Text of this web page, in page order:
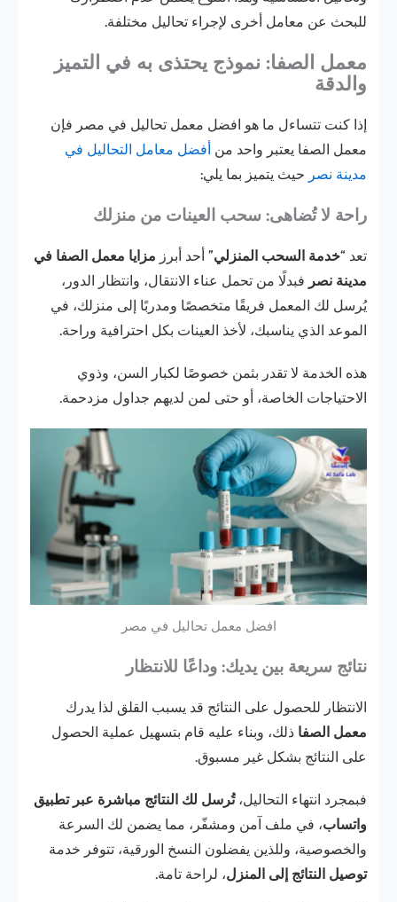
للبحث عن معامل أخرى لإجراء تحاليل مختلفة.
معمل الصفا: نموذج يحتذى به في التميز
والدقة
إذا كنت تتساءل ما هو افضل معمل تحاليل في مصر فإن
معمل الصفا يعتبر واحد من أفضل معامل التحاليل في
مدينة نصر حيث يتميز بما يلي:
راحة لا تُضاهى: سحب العينات من منزلك
تعد “خدمة السحب المنزلي” أحد أبرز مزايا معمل الصفا في
مدينة نصر فبدلًا من تحمل عناء الانتقال، وانتظار الدور،
يُرسل لك المعمل فريقًا متخصصًا ومدربًا إلى منزلك، في
الموعد الذي يناسبك، لأخذ العينات بكل احترافية وراحة.
هذه الخدمة لا تقدر بثمن خصوصًا لكبار السن، وذوي
الاحتياجات الخاصة، أو حتى لمن لديهم جداول مزدحمة.
افضل معمل تحاليل في مصر
نتائج سريعة بين يديك: وداعًا للانتظار
الانتظار للحصول على النتائج قد يسبب القلق لذا يدرك
معمل الصفا ذلك، وبناء عليه قام بتسهيل عملية الحصول
على النتائج بشكل غير مسبوق.
فبمجرد انتهاء التحاليل،تُرسل لك النتائج مباشرة عبر تطبيق
واتساب، في ملف آمن ومشفّر، مما يضمن لك السرعة
والخصوصية، وللذين يفضلون النسخ الورقية، تتوفر خدمة
توصيل النتائج إلى المنزل، لراحة تامة.